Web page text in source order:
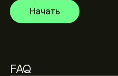
Начать
FAQ